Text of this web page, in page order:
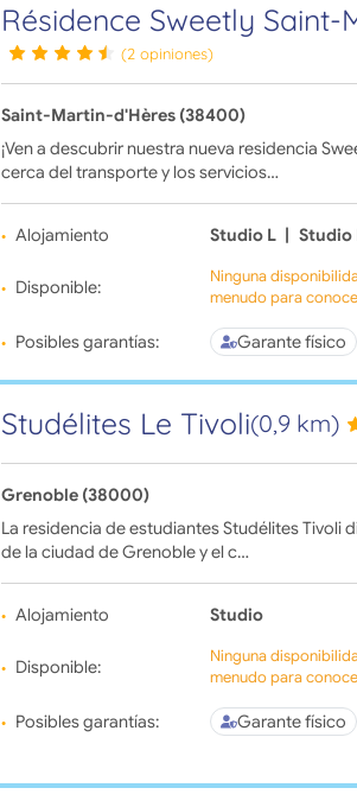
Résidence Sweetly
(2 opiniones)
Saint-Martin-d'Hères (38400)
¡Ven a descubrir nuestra nueva residencia
cerca del transporte y los servicios…
Alojamiento Studio L | Studio
Disponible:
Ninguna
menudo para
Posibles garantías: Garante físico
Studélites Le Tivoli(0,9 km)
Grenoble (38000)
La residencia de estudiantes Studélites
de la ciudad de Grenoble y el c…
Alojamiento Studio
Disponible:
Ninguna
menudo para
Posibles garantías:
Garante físico